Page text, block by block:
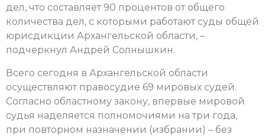
дел, что составляет 90 процентов от общего
количества дел, с которыми работают суды общей
юрисдикции Архангельской области, –
подчеркнул Андрей Солнышкин.
Всего сегодня в Архангельской области
осуществляют правосудие 69 мировых судей.
Согласно областному закону, впервые мировой
судья наделяется полномочиями на три года,
при повторном назначении (избрании) – без